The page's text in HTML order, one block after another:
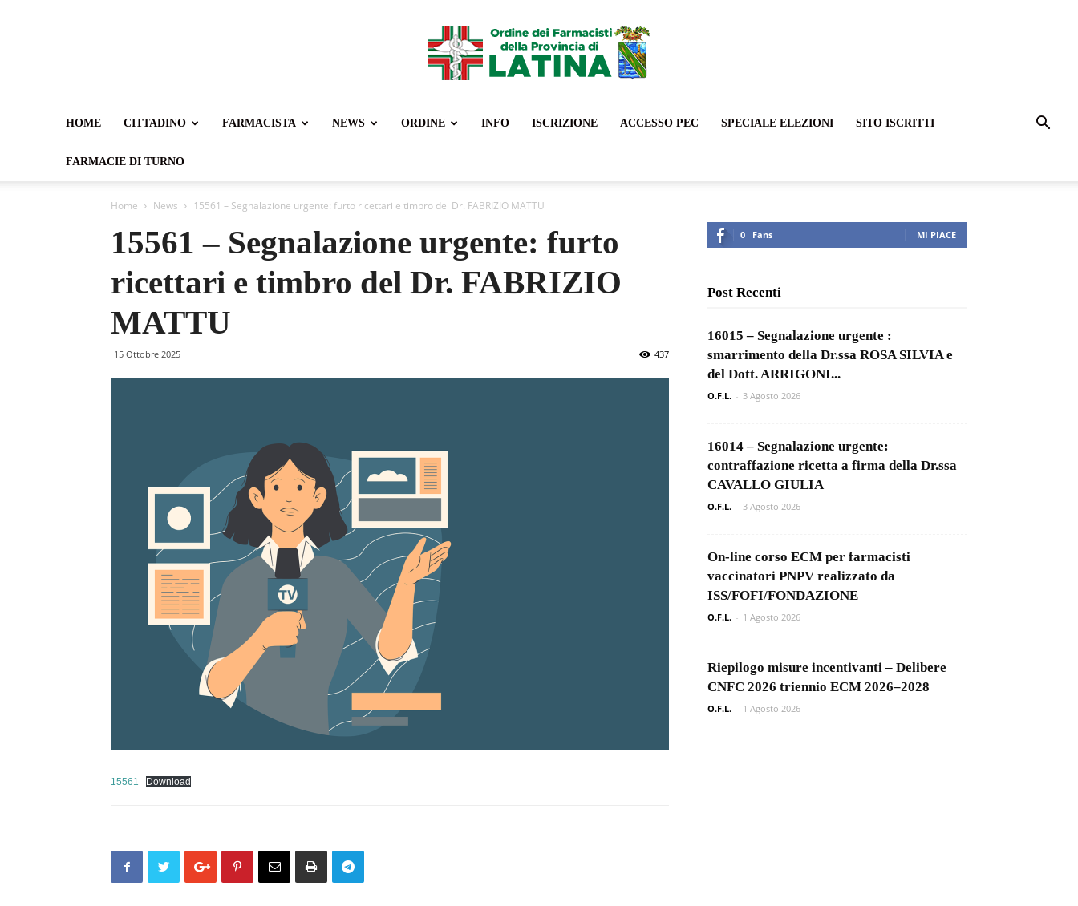
Farmacisti
HOME CITTADINO FARMACISTA NEWS ORDINE INFO ISCRIZIONE ACCESSO PEC SPECIALE ELEZIONI SITO ISCRITTI
FARMACIE DI TURNO
Home News 15561 – Segnalazione urgente: furto ricettari e timbro del Dr. FABRIZIO MATTU
15561 – Segnalazione urgente: furto
ricettari e timbro del Dr. FABRIZIO
MATTU
15 Ottobre 2025 437
15561 Download
0 Fans MI PIACE
Post Recenti
16015 – Segnalazione urgente :
smarrimento della Dr.ssa ROSA SILVIA e
del Dott. ARRIGONI...
O.F.L. - 3 Agosto 2026
16014 – Segnalazione urgente:
contraffazione ricetta a firma della Dr.ssa
CAVALLO GIULIA
O.F.L. - 3 Agosto 2026
On-line corso ECM per farmacisti
vaccinatori PNPV realizzato da
ISS/FOFI/FONDAZIONE
O.F.L. - 1 Agosto 2026
Riepilogo misure incentivanti – Delibere
CNFC 2026 triennio ECM 2026–2028
O.F.L. - 1 Agosto 2026